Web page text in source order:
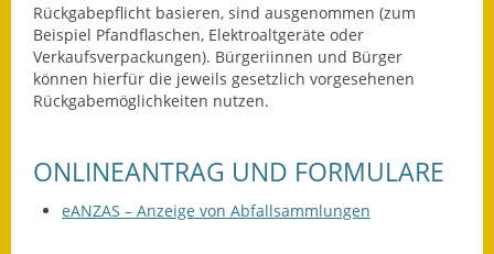
Landesstraße
Kreisstraße
Buslinie 168
Rückgabepflicht basieren, sind ausgenommen (zum
Beispiel Pfandflaschen, Elektroaltgeräte oder
Verkaufsverpackungen). Bürgeriinnen und Bürger
können hierfür die jeweils gesetzlich vorgesehenen
Rückgabemöglichkeiten nutzen.
ONLINEANTRAG UND FORMULARE
eANZAS – Anzeige von Abfallsammlungen